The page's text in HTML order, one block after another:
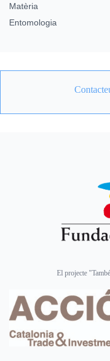
Matèria
Entomologia
El projecte